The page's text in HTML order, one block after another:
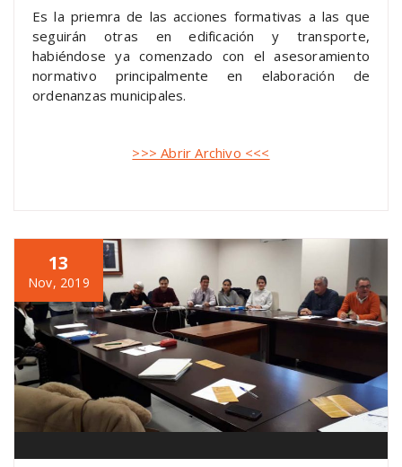
Es la priemra de las acciones formativas a las que
seguirán otras en edificación y transporte,
habiéndose ya comenzado con el asesoramiento
normativo principalmente en elaboración de
ordenanzas municipales.
>>> Abrir Archivo <<<
13
Nov, 2019